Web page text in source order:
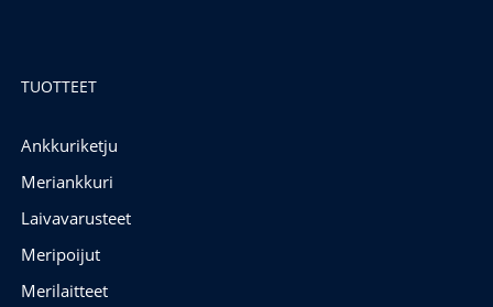
TUOTTEET
Ankkuriketju
Meriankkuri
Laivavarusteet
Meripoijut
Merilaitteet